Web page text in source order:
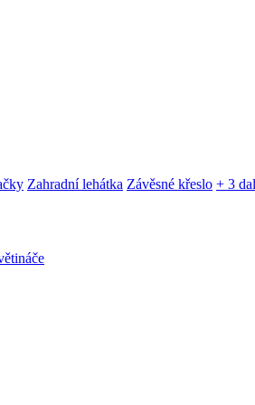
Zahradní lehátka Závěsné křeslo + 3